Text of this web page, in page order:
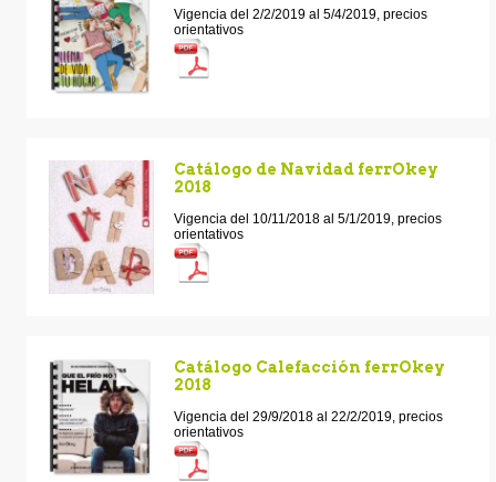
Vigencia del 2/2/2019 al 5/4/2019, precios
orientativos
Catálogo de Navidad ferrOkey
2018
Vigencia del 10/11/2018 al 5/1/2019, precios
orientativos
Catálogo Calefacción ferrOkey
2018
Vigencia del 29/9/2018 al 22/2/2019, precios
orientativos